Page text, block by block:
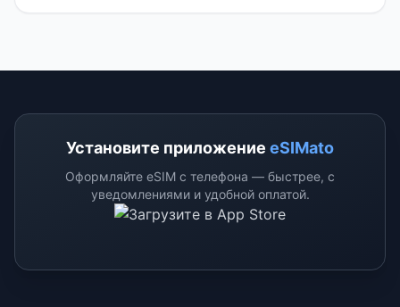
Установите приложение eSIMato
Оформляйте eSIM с телефона — быстрее, с
уведомлениями и удобной оплатой.